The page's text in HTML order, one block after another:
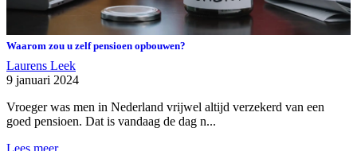
Waarom zou u zelf pensioen opbouwen?
Laurens Leek
9 januari 2024
Vroeger was men in Nederland vrijwel altijd verzekerd van een
goed pensioen. Dat is vandaag de dag n...
Lees meer